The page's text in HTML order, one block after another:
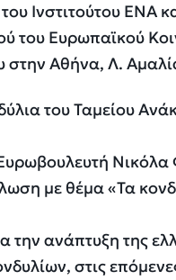
του Ταμείου
με θέμα «Τα
την ανάπτυξη της
στις